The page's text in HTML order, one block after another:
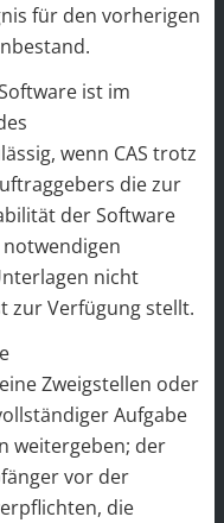
für den vorherigen
ist im
wenn CAS trotz
die zur
der Software
nicht
zur Verfügung stellt.
Zweigstellen oder
Aufgabe
weitergeben; der
vor der
die